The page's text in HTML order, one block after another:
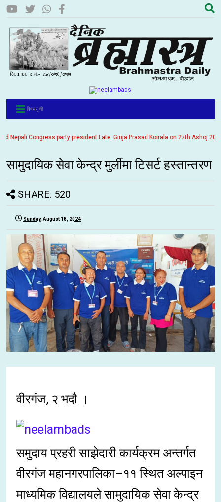
विषयसूची
Congress party president Late. Girija Prasad Koirala on 27th Ashoj
सामुदायिक सेवा केन्द्र मुर्लीमा टिसर्ट हस्तान्तरण
SHARE: 520
Sunday, August 18, 2024
वीरगंज, २ भदौ ।
समुदाय प्रहरी साझेदारी कार्यक्रम अन्तर्गत
वीरगंज महानगरपालिका–११ स्थित अल्पाइन
माध्यमिक विद्यालयले सामुदायिक सेवा केन्द्र